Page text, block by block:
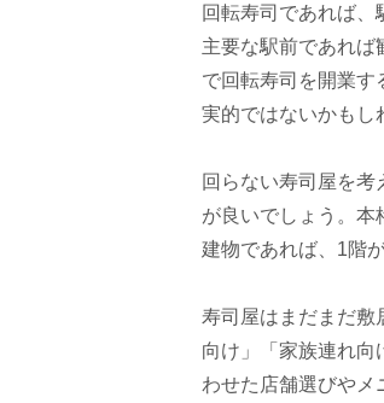
回転寿司であれば、
主要な駅前であれば
で回転寿司を開業す
実的ではないかもし
回らない寿司屋を
が良いでしょう。本
建物であれば、1階
寿司屋はまだまだ敷
向け」「家族連れ向
わせた店舗選びやメ